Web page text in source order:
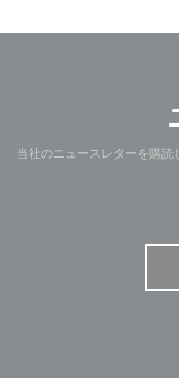
当社のニュースレターを購